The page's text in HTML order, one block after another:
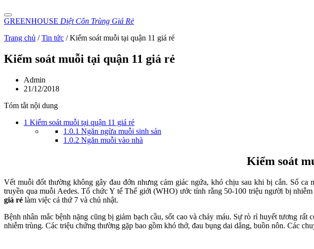
GREENHOUSE Diệt Côn Trùng Giá Rẻ
Trang chủ /Tin tức /Kiểm soát muỗi tại quận 11 giá rẻ
Kiểm soát muỗi tại quận 11 giá rẻ
Admin
21/12/2018
Tóm tắt nội dung
1 Kiểm soát muỗi tại quận 11 giá rẻ
1.0.1 Ngăn ngừa muỗi sinh sản
1.0.2 Ngăn muỗi vào nhà
Kiểm soát
Vết muỗi đốt thường không gây đau đớn nhưng cảm giác ngứa, khó chịu sau khi bị cắn. Số
truyền qua muỗi Aedes. Tổ chức Y tế Thế giới (WHO) ước tính rằng 50-100 triệu người bị
giá rẻ làm việc cả thứ 7 và chủ nhật.
Bệnh nhân mắc bệnh nặng cũng bị giảm bạch cầu, sốt cao và chảy máu. Sự rò rỉ huyết tương
nhiễm trùng. Các triệu chứng thường gặp bao gồm khó thở, đau bụng dai dẳng, buồn nôn. Các